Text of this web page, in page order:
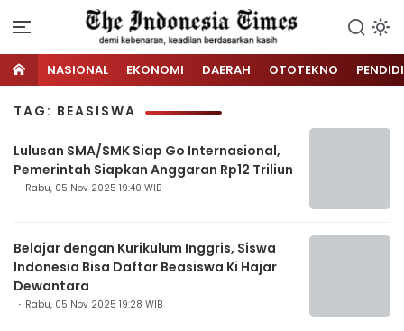
NASIONAL EKONOMI DAERAH OTOTEKNO
TAG: BEASISWA
Lulusan SMA/SMK Siap Go Internasional,
Pemerintah Siapkan Anggaran Rp12 Triliun
Rabu, 05 Nov 2025 19:40 WIB
Belajar dengan Kurikulum Inggris, Siswa
Indonesia Bisa Daftar Beasiswa Ki Hajar
Dewantara
Rabu, 05 Nov 2025 19:28 WIB